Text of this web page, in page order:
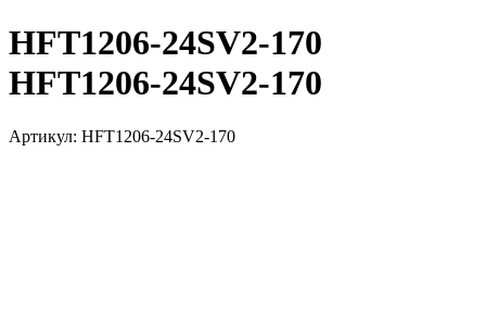
HFT1206-24SV2-170
HFT1206-24SV2-170
Артикул: HFT1206-24SV2-170